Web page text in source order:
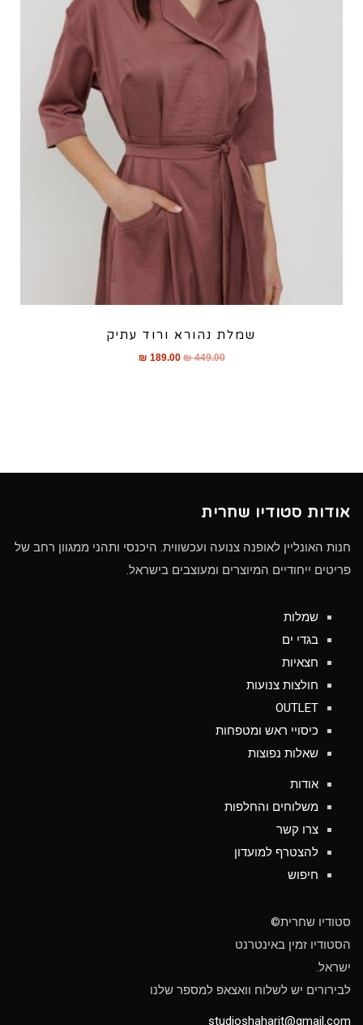
שמלת נהורא ורוד עתיק
₪449.00
₪ 189.00
אודות סטודיו שחרית
חנות האונליין לאופנה צנועה ועכשווית. היכנסי ותהני ממגוון רחב של
פריטים ייחודיים המיוצרים ומעוצבים בישראל.
שמלות
בגדי ים
חצאיות
חולצות צנועות
OUTLET
כיסויי ראש ומטפחות
שאלות נפוצות
אודות
משלוחים והחלפות
צרו קשר
להצטרף למועדון
חיפוש
סטודיו שחרית©
הסטודיו זמין באינטרנט
ישראל.
לבירורים יש לשלוח וואצאפ למספר שלנו
studioshaharit@gmail.com